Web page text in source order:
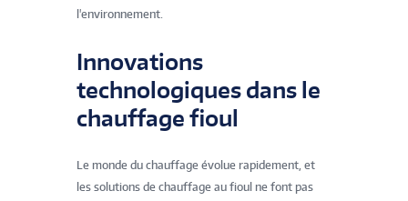
l'environnement.
Innovations
technologiques dans le
chauffage fioul
Le monde du chauffage évolue rapidement, et
les solutions de chauffage au fioul ne font pas